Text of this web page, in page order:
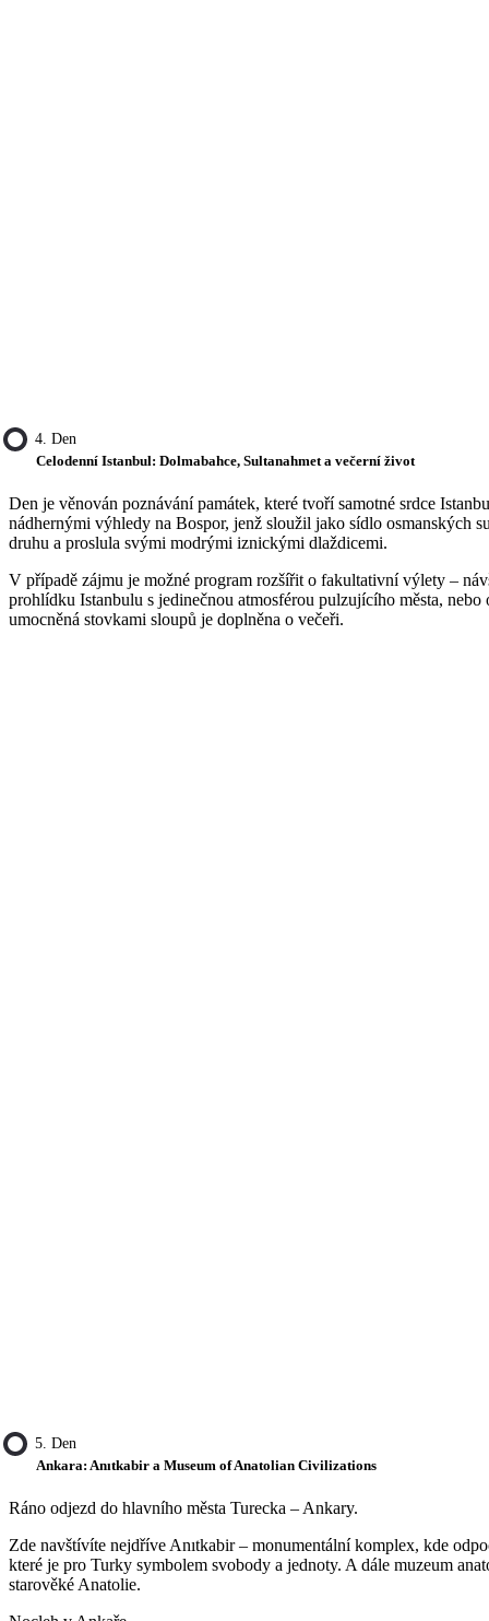
4. Den
Celodenní Istanbul: Dolmabahce, Sultanahmet a večerní život
Den je věnován poznávání památek, které tvoří samotné srdce
nádhernými výhledy na Bospor, jenž sloužil jako sídlo osmanských
druhu a proslula svými modrými iznickými dlaždicemi.
V případě zájmu je možné program rozšířit o fakultativní výlety –
prohlídku Istanbulu s jedinečnou atmosférou pulzujícího města,
umocněná stovkami sloupů je doplněna o večeři.
5. Den
Ankara: Anıtkabir a Museum of Anatolian Civilizations
Ráno odjezd do hlavního města Turecka – Ankary.
Zde navštívíte nejdříve Anıtkabir – monumentální komplex, kde
které je pro Turky symbolem svobody a jednoty. A dále muzeum
starověké Anatolie.